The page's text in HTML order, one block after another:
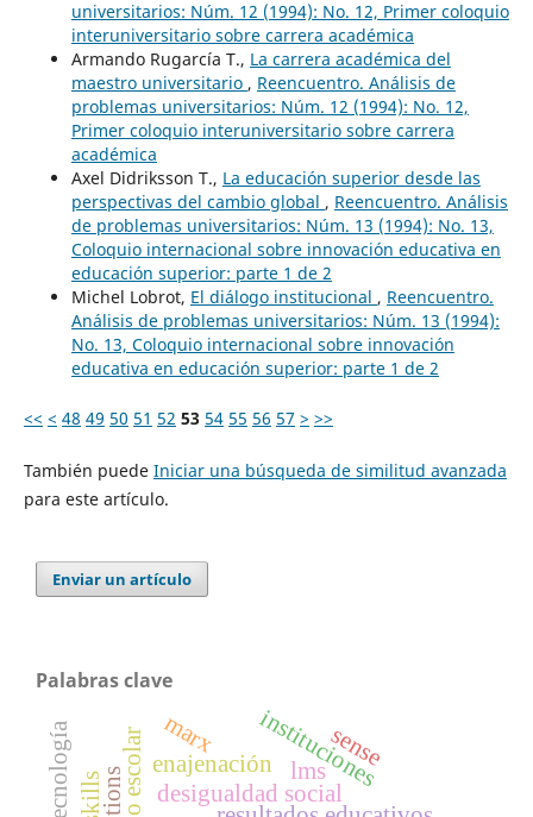
universitarios: Núm. 12 (1994): No. 12, Primer coloquio
interuniversitario sobre carrera académica
Armando Rugarcía T., La carrera académica del
maestro universitario , Reencuentro. Análisis de
problemas universitarios: Núm. 12 (1994): No. 12,
Primer coloquio interuniversitario sobre carrera
académica
Axel Didriksson T., La educación superior desde las
perspectivas del cambio global , Reencuentro. Análisis
de problemas universitarios: Núm. 13 (1994): No. 13,
Coloquio internacional sobre innovación educativa en
educación superior: parte 1 de 2
Michel Lobrot, El diálogo institucional , Reencuentro.
Análisis de problemas universitarios: Núm. 13 (1994):
No. 13, Coloquio internacional sobre innovación
educativa en educación superior: parte 1 de 2
<< < 48 49 50 51 52 53 54 55 56 57 > >>
También puede Iniciar una búsqueda de similitud avanzada
para este artículo.
Enviar un artículo
Palabras clave
desigualdad social
instituciones
enajenación
marx
lms
sense